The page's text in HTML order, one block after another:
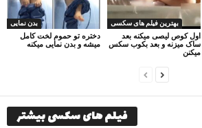
بدن نمایی
دختره تو حموم لخت کامل
میشه و بدن نمایی میکنه
بهترین فیلم های سکسی
اول کوص لیصی میکنه بعد
ساک میزنه و بعد بکوب سکس
میکنن
فیلم های سکسی بیشتر